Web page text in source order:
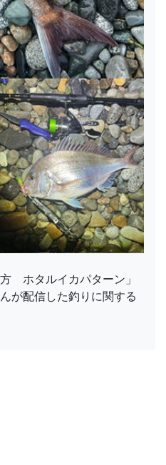
ホタルイカパターン」
が配信した釣りに関する